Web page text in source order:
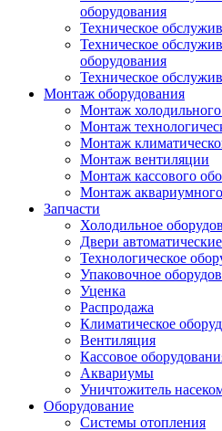
оборудования
Техническое
Техническое
оборудования
Техническое
Монтаж оборудования
Монтаж
Монтаж
Монтаж
Монтаж вентиляции
Монтаж кассового
Монтаж
Запчасти
Холодильное
Двери автоматические
Технологическое
Упаковочное
Уценка
Распродажа
Климатическое
Вентиляция
Кассовое
Аквариумы
Уничтожитель
Оборудование
Системы отопления